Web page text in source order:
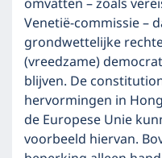
Venetië-commissie –
grondwettelijke
(vreedzame)
blijven. De
hervormingen in
de Europese Unie
voorbeeld hiervan.